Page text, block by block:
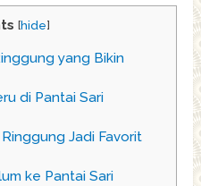
[hide]
yang Bikin
di Pantai Sari
Jadi Favorit
ke Pantai Sari